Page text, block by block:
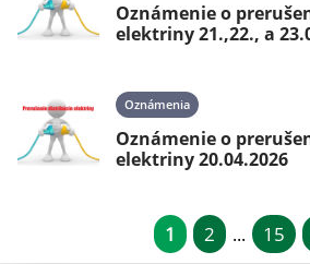
Oznámenie o
elektriny 21.,22., a
Oznámenia
Oznámenie o
elektriny 20.04.2026
1 2 ... 15